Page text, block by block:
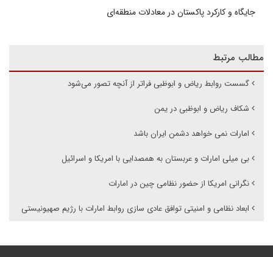
جایگاه و کارکرد پاکستان در معادلات منطقه‌ای
مطالب مرتبط
گسست روابط ریاض و ابوظبی فراتر از آنچه تصور می‌شود
شکاف ریاض و ابوظبی در یمن
امارات نمی خواهد دشمن ایران باشد
بی میلی امارات و عربستان به همصدایی با امریکا و اسرائیل
نگرانی امریکا از حضور نظامی چین در امارات
ابعاد نظامی و امنیتی توافق عادی سازی روابط امارات با رژیم صهیونیستی